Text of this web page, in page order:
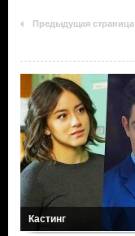
Предыдущая страница
Кастинг